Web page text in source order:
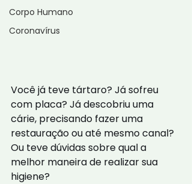
Corpo Humano
Coronavírus
Você já teve tártaro? Já sofreu
com placa? Já descobriu uma
cárie, precisando fazer uma
restauração ou até mesmo canal?
Ou teve dúvidas sobre qual a
melhor maneira de realizar sua
higiene?